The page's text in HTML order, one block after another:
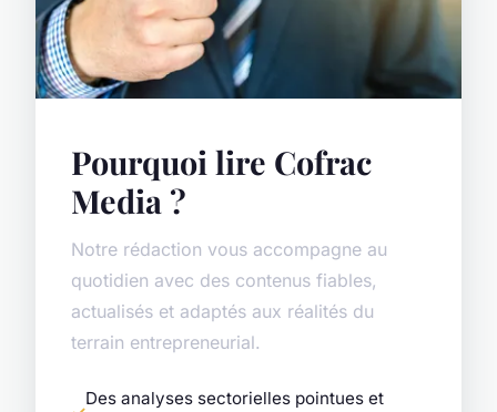
Pourquoi lire Cofrac
Media ?
Notre rédaction vous accompagne au
quotidien avec des contenus fiables,
actualisés et adaptés aux réalités du
terrain entrepreneurial.
Des analyses sectorielles pointues et